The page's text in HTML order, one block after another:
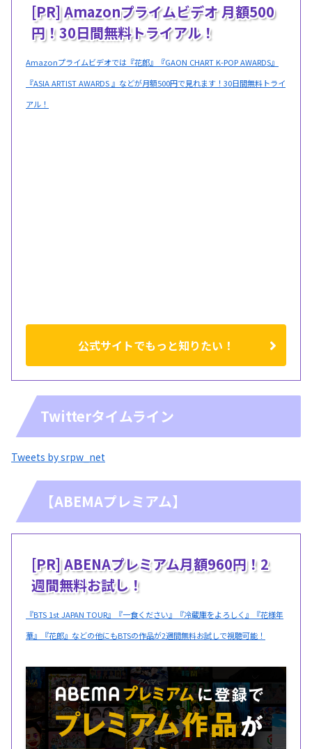
[PR] Amazonプライムビデオ 月額500
円！30日間無料トライアル！
Amazonプライムビデオでは『花郎』『GAON CHART K-POP AWARDS』
『ASIA ARTIST AWARDS 』などが月額500円で見れます！30日間無料トライ
アル！
公式サイトでもっと知りたい！
Twitterタイムライン
Tweets by srpw_net
【ABEMAプレミアム】
[PR] ABENAプレミアム月額960円！2
週間無料お試し！
『BTS 1st JAPAN TOUR』『一食ください』『冷蔵庫をよろしく』『花様年
華』『花郎』などの他にもBTSの作品が2週間無料お試しで視聴可能！